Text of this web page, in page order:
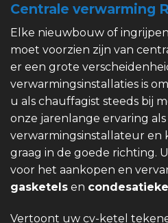
Centrale verwarming
Elke nieuwbouw of
moet voorzien zijn van
er een grote
verwarmingsinstallaties is
u als chauffagist steeds bij
onze jarenlange ervaring als
verwarmingsinstallateur en
graag in de goede richting.
voor het aankopen en
gasketels en
Vertoont uw cv-ketel